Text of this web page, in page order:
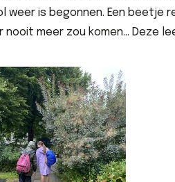
weer is begonnen. Een beetje
nooit meer zou komen… Deze